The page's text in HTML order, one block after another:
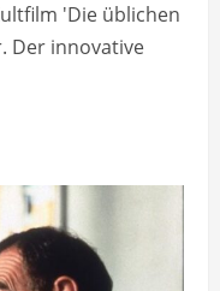
'Die üblichen
Der innovative